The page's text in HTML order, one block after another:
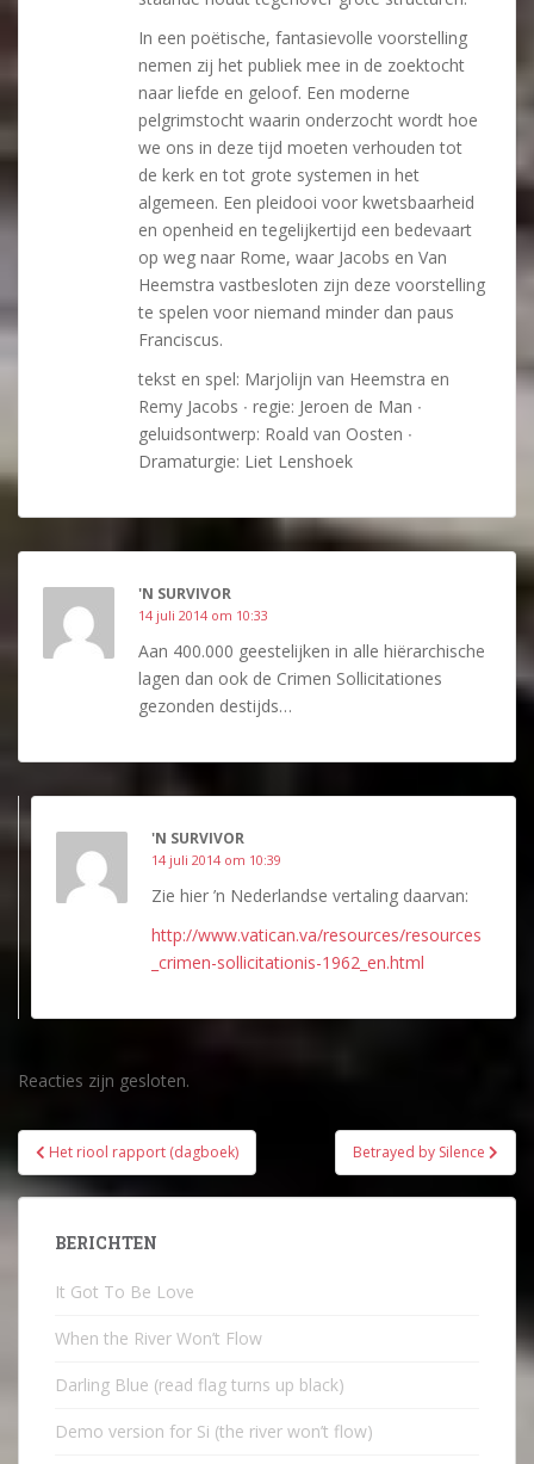
In een poëtische, fantasievolle voorstelling
nemen zij het publiek mee in de zoektocht
naar liefde en geloof. Een moderne
pelgrimstocht waarin onderzocht wordt hoe
we ons in deze tijd moeten verhouden tot
de kerk en tot grote systemen in het
algemeen. Een pleidooi voor kwetsbaarheid
en openheid en tegelijkertijd een bedevaart
op weg naar Rome, waar Jacobs en Van
Heemstra vastbesloten zijn deze voorstelling
te spelen voor niemand minder dan paus
Franciscus.
tekst en spel: Marjolijn van Heemstra en
Remy Jacobs ∙ regie: Jeroen de Man ∙
geluidsontwerp: Roald van Oosten ∙
Dramaturgie: Liet Lenshoek
'N SURVIVOR
14 juli 2014 om 10:33
Aan 400.000 geestelijken in alle hiërarchische
lagen dan ook de Crimen Sollicitationes
gezonden destijds…
'N SURVIVOR
14 juli 2014 om 10:39
Zie hier ’n Nederlandse vertaling daarvan:
http://www.vatican.va/resources/resources
_crimen-sollicitationis-1962_en.html
Reacties zijn gesloten.
Bericht
navigatie
Het riool rapport (dagboek) Betrayed by Silence
BERICHTEN
It Got To Be Love
When the River Won’t Flow
Darling Blue (read flag turns up black)
Demo version for Si (the river won’t flow)